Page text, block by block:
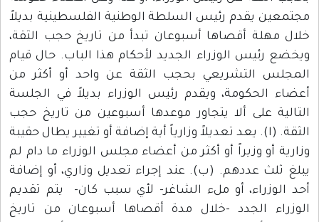
مجتمعين يقدم رئيس السلطة الوطنية الفلسطينية بديلاً
خلال مهلة أقصاها أسبوعان تبدأ من تاريخ حجب الثقة،
ويخضع رئيس الوزراء الجديد لأحكام هذا الباب. حال قيام
المجلس التشريعي بحجب الثقة عن واحد أو أكثر من
أعضاء الحكومة، ويقدم رئيس الوزراء بديلاً في الجلسة
التالية على ألا يتجاور موعدها أسبوعين من تاريخ حجب
الثقة. (ا). يعد تعديلاً وزارياً أية إضافة أو تغيير يطال حقيبة
وزارية أو وزيراً أو أكثر من أعضاء مجلس الوزراء ما دام لم
يبلغ ثلث عددهم. (ب). عند إجراء تعديل وزاري، أو إضافة
أحد الوزراء، أو ملء الشاغر- لأي سبب كان- يتم تقديم
الوزراء الجدد -خلال مدة أقصاها أسبوعان من تاريخ